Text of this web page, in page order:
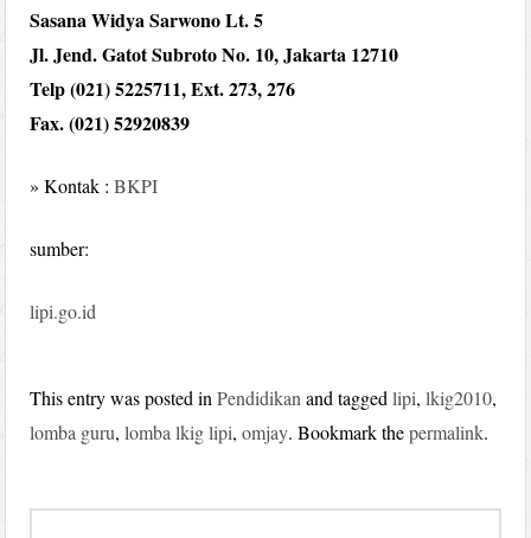
Sasana Widya Sarwono Lt. 5
Jl. Jend. Gatot Subroto No. 10, Jakarta 12710
Telp (021) 5225711, Ext. 273, 276
Fax. (021) 52920839
» Kontak :BKPI
sumber:
lipi.go.id
This entry was posted inPendidikan and taggedlipi,lkig2010,
lomba guru,lomba lkig lipi,omjay. Bookmark thepermalink.